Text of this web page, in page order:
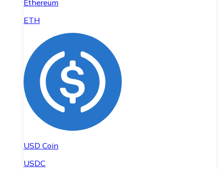
Ethereum
ETH
USD Coin
USDC